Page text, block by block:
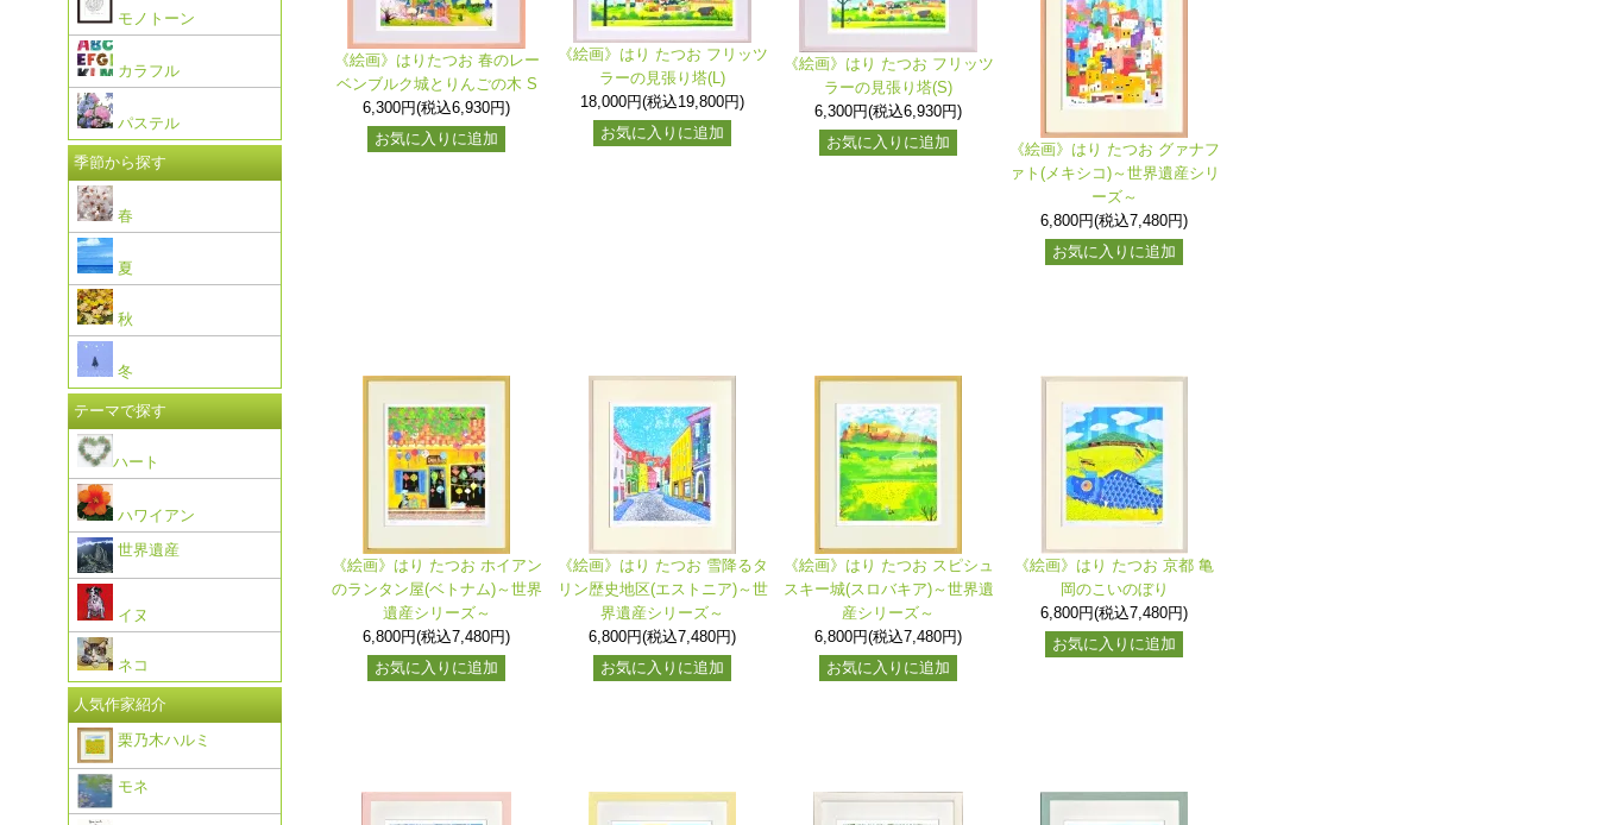
《絵画》はりたつお 春のレー
ベンブルク城とりんごの木 S
6,300円(税込6,930円)
お気に入りに追加
《絵画》はり たつお フリッツ
ラーの見張り塔(L)
18,000円(税込19,800円)
お気に入りに追加
《絵画》はり たつお フリッツ
ラーの見張り塔(S)
6,300円(税込6,930円)
お気に入りに追加
《絵画》はり たつお グァナフ
ァト(メキシコ)～世界遺産シリ
ーズ～
6,800円(税込7,480円)
お気に入りに追加
《絵画》はり たつお ホイアン
のランタン屋(ベトナム)～世界
遺産シリーズ～
6,800円(税込7,480円)
お気に入りに追加
《絵画》はり たつお 雪降るタ
リン歴史地区(エストニア)～世
界遺産シリーズ～
6,800円(税込7,480円)
お気に入りに追加
《絵画》はり たつお スピシュ
スキー城(スロバキア)～世界遺
産シリーズ～
6,800円(税込7,480円)
お気に入りに追加
《絵画》はり たつお 京都 亀
岡のこいのぼり
6,800円(税込7,480円)
お気に入りに追加
モノトーン
カラフル
パステル
季節から探す
春
夏
秋
冬
テーマで探す
ハート
ハワイアン
世界遺産
イヌ
ネコ
人気作家紹介
栗乃木ハルミ
モネ